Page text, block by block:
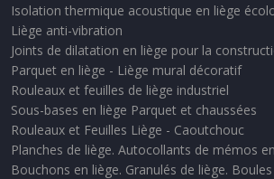
Isolation thermique acoustique en liège
Liège anti-vibration
Joints de dilatation en liège pour la
Parquet en liège - Liège mural décoratif
Rouleaux et feuilles de liège industriel
Sous-bases en liège Parquet et chaussées
Rouleaux et Feuilles Liège - Caoutchouc
Planches de liège. Autocollants de mémos
Bouchons en liège. Granulés de liège.